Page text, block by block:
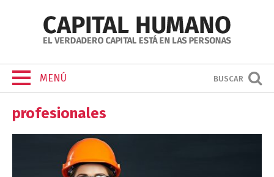
MENÚ BUSCAR
profesionales